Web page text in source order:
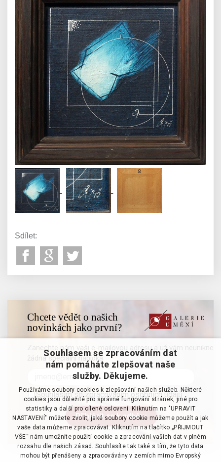
Sdílet:
Chcete vědět o našich
novinkách jako první?
Zanechte nám vaši e-mailovou adresu a už vám neunikne
žádná speciální nabídka
Souhlasím se zpracováním osobních údajů
Souhlasem se zpracováním dat
nám pomáháte zlepšovat naše
služby. Děkujeme.
Používáme soubory cookies k zlepšování našich služeb. Některé
cookies jsou důležité pro správné fungování stránek, jiné pro
statistiky a další pro cílené oslovení. Kliknutím na "UPRAVIT
NASTAVENÍ" můžete zvolit, jaké soubory cookie můžeme použít a jak
vaše data můžeme zpracovávat. Kliknutím na tlačítko „PŘIJMOUT
VŠE“ nám umožníte použití cookie a zpracování vašich dat v plném
rozsahu dle našich zásad. Souhlasíte tak také s tím, že tyto data
mohou být přenášeny a zpracovávány v zemích mimo Evropský